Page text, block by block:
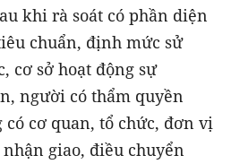
khi rà soát có phần diện
chuẩn, định mức sử
cơ sở hoạt động sự
người có thẩm quyền
cơ quan, tổ chức, đơn vị
giao, điều chuyển